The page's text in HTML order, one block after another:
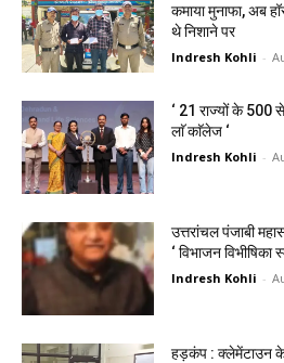
कमाया मुनाफा, अब
थे निशाने पर
Indresh Kohli -
‘ 21 राज्यों के 500
लाॅ काॅलेज ‘
Indresh Kohli -
उत्तरांचल पंजाबी
‘ विभाजन विभीषिका
Indresh Kohli -
हड़कंप : क्लेमेंटाउन